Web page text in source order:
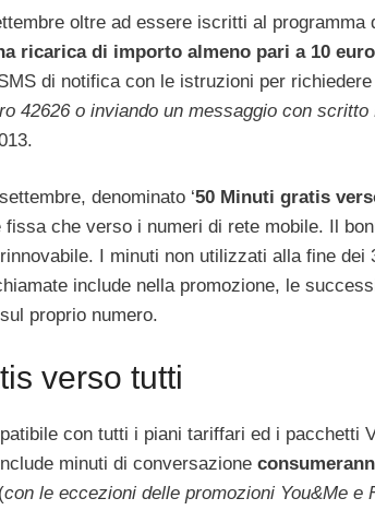
oltre ad essere iscritti al programma
ricarica di importo almeno pari a 10 euro
di notifica con le istruzioni per
42626 o inviando un messaggio con
denominato ‘50 Minuti gratis
che verso i numeri di rete mobile. Il
I minuti non utilizzati alla fine dei
include nella promozione, le
proprio numero.
verso tutti
con tutti i piani tariffari ed i pacchetti
minuti di conversazione
con le eccezioni delle promozioni You&Me e